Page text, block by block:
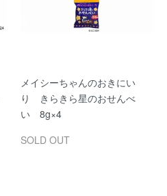
メイシーちゃんのおきにい
り きらきら星のおせんべ
い 8g×4
SOLD OUT